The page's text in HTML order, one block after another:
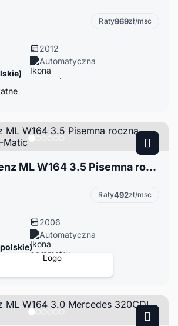
Raty969zł/msc
2012
Automatyczna
Mercedes-Benz ML W164 3.5 Pisemna roczna gwarancja 350 4-Matic
Raty492zł/msc
2006
Automatyczna